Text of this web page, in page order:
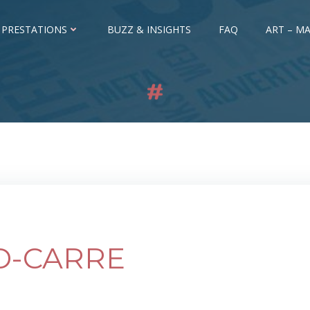
BUZZ & INSIGHTS FAQ ART –
CARRE